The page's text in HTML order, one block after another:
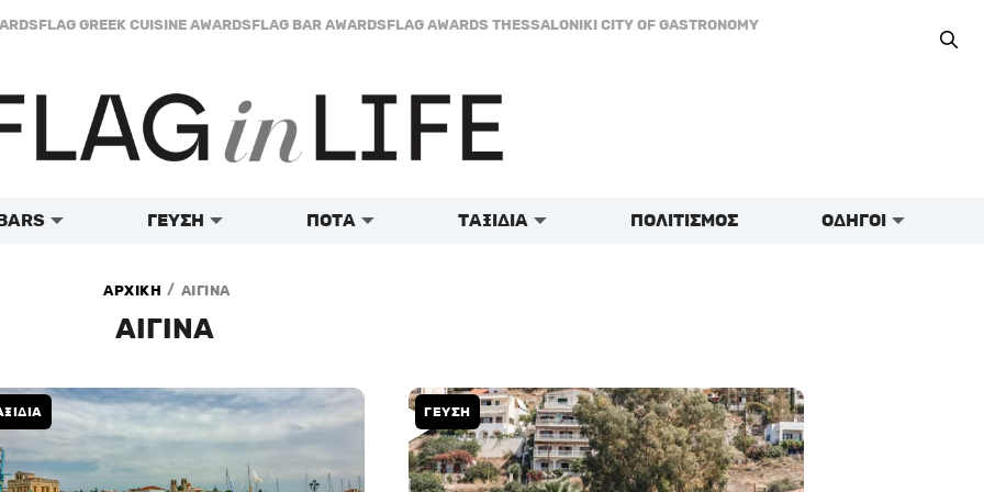
FLAG GREEK CUISINE AWARDSFLAG BAR AWARDSFLAG AWARDS THESSALONIKI CITY OF GASTRONOMY
ΓΕΥΣΗ ΠΟΤΑ ΤΑΞΙΔΙΑ ΠΟΛΙΤΙΣΜΟΣ ΟΔΗΓΟΙ
ΑΡΧΙΚΗ / ΑΙΓΙΝΑ
ΑΙΓΙΝΑ
ΓΕΥΣΗ